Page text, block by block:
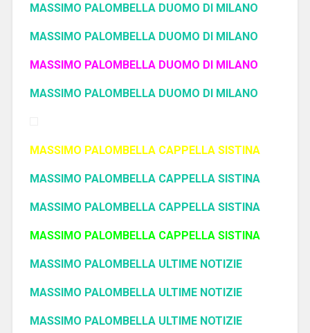
MASSIMO PALOMBELLA DUOMO DI MILANO
MASSIMO PALOMBELLA DUOMO DI MILANO
MASSIMO PALOMBELLA DUOMO DI MILANO
MASSIMO PALOMBELLA DUOMO DI MILANO
MASSIMO PALOMBELLA CAPPELLA SISTINA
MASSIMO PALOMBELLA CAPPELLA SISTINA
MASSIMO PALOMBELLA CAPPELLA SISTINA
MASSIMO PALOMBELLA CAPPELLA SISTINA
MASSIMO PALOMBELLA ULTIME NOTIZIE
MASSIMO PALOMBELLA ULTIME NOTIZIE
MASSIMO PALOMBELLA ULTIME NOTIZIE